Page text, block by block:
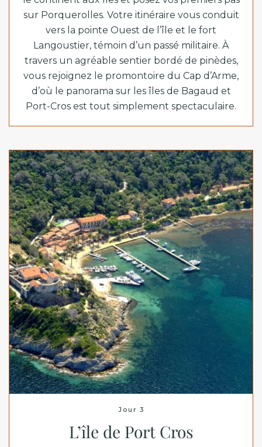
sur Porquerolles. Votre itinéraire vous conduit
vers la pointe Ouest de l’île et le fort
Langoustier, témoin d’un passé militaire. À
travers un agréable sentier bordé de pinèdes,
vous rejoignez le promontoire du Cap d’Arme,
d’où le panorama sur les îles de Bagaud et
Port-Cros est tout simplement spectaculaire.
Jour 3
L’île de Port Cros